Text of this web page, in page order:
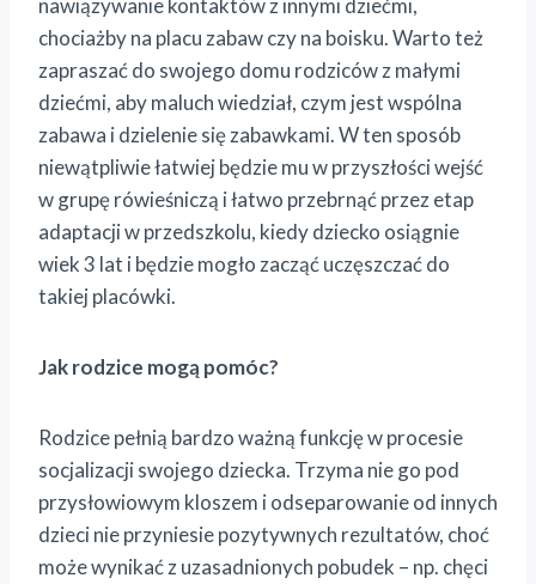
chociażby na placu zabaw czy na boisku. Warto też
zapraszać do swojego domu rodziców z małymi
dziećmi, aby maluch wiedział, czym jest wspólna
zabawa i dzielenie się zabawkami. W ten sposób
niewątpliwie łatwiej będzie mu w przyszłości wejść
w grupę rówieśniczą i łatwo przebrnąć przez etap
adaptacji w przedszkolu, kiedy dziecko osiągnie
wiek 3 lat i będzie mogło zacząć uczęszczać do
takiej placówki.
Jak rodzice mogą pomóc?
Rodzice pełnią bardzo ważną funkcję w procesie
socjalizacji swojego dziecka. Trzyma nie go pod
przysłowiowym kloszem i odseparowanie od innych
dzieci nie przyniesie pozytywnych rezultatów, choć
może wynikać z uzasadnionych pobudek – np. chęci